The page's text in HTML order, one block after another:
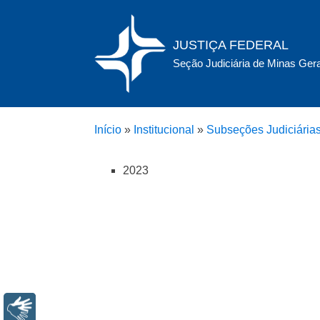
JUSTIÇA FEDERAL
Seção Judiciária de Minas
Início » Institucional » Subseções
2023